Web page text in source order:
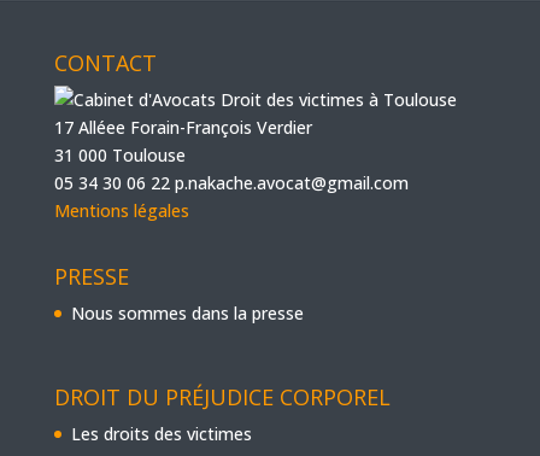
CONTACT
17 Alléee Forain-François Verdier
31 000 Toulouse
05 34 30 06 22 p.nakache.avocat@gmail.com
Mentions légales
PRESSE
Nous sommes dans la presse
DROIT DU PRÉJUDICE CORPOREL
Les droits des victimes